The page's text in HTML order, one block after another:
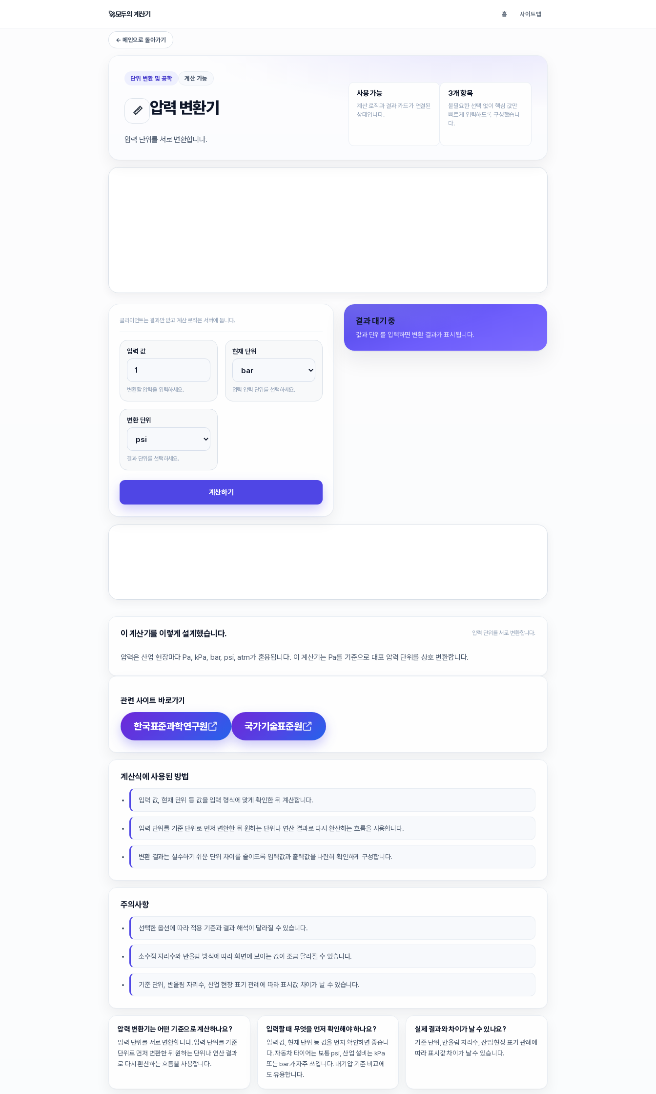
🚀모두의 계산기 홈 사이트맵
← 메인으로 돌아가기
단위 변환 및 공학 계산 가능
📏 압력 변환기
압력 단위를 서로 변환합니다.
사용 가능
계산 로직과 결과 카드가 연결된
상태입니다.
3개 항목
불필요한 선택 없이 핵심 값만
빠르게 입력하도록 구성했습니
다.
클라이언트는 결과만 받고 계산 로직은 서버에 둡니다.
입력 값
변환할 압력을 입력하세요.
현재 단위
입력 압력 단위를 선택하세요.
변환 단위
결과 단위를 선택하세요.
계산하기
결과 대기 중
값과 단위를 입력하면 변환 결과가 표시됩니다.
이 계산기를 이렇게 설계했습니다. 압력 단위를 서로 변환합니다.
압력은 산업 현장마다 Pa, kPa, bar, psi, atm가 혼용됩니다. 이 계산기는 Pa를 기준으로 대표 압력 단위를 상호 변환합니다.
관련 사이트 바로가기
한국표준과학연구원 국가기술표준원
계산식에 사용된 방법
입력 값, 현재 단위 등 값을 입력 형식에 맞게 확인한 뒤 계산합니다.
입력 단위를 기준 단위로 먼저 변환한 뒤 원하는 단위나 연산 결과로 다시 환산하는 흐름을 사용합니다.
변환 결과는 실수하기 쉬운 단위 차이를 줄이도록 입력값과 출력값을 나란히 확인하게 구성합니다.
주의사항
선택한 옵션에 따라 적용 기준과 결과 해석이 달라질 수 있습니다.
소수점 자리수와 반올림 방식에 따라 화면에 보이는 값이 조금 달라질 수 있습니다.
기준 단위, 반올림 자리수, 산업 현장 표기 관례에 따라 표시값 차이가 날 수 있습니다.
압력 변환기는 어떤 기준으로 계산하나요?
압력 단위를 서로 변환합니다. 입력 단위를 기준
단위로 먼저 변환한 뒤 원하는 단위나 연산 결과
로 다시 환산하는 흐름을 사용합니다.
입력할 때 무엇을 먼저 확인해야 하나요?
입력 값, 현재 단위 등 값을 먼저 확인하면 좋습니
다. 자동차 타이어는 보통 psi, 산업 설비는 kPa
또는 bar가 자주 쓰입니다. 대기압 기준 비교에
도 유용합니다.
실제 결과와 차이가 날 수 있나요?
기준 단위, 반올림 자리수, 산업 현장 표기 관례에
따라 표시값 차이가 날 수 있습니다.